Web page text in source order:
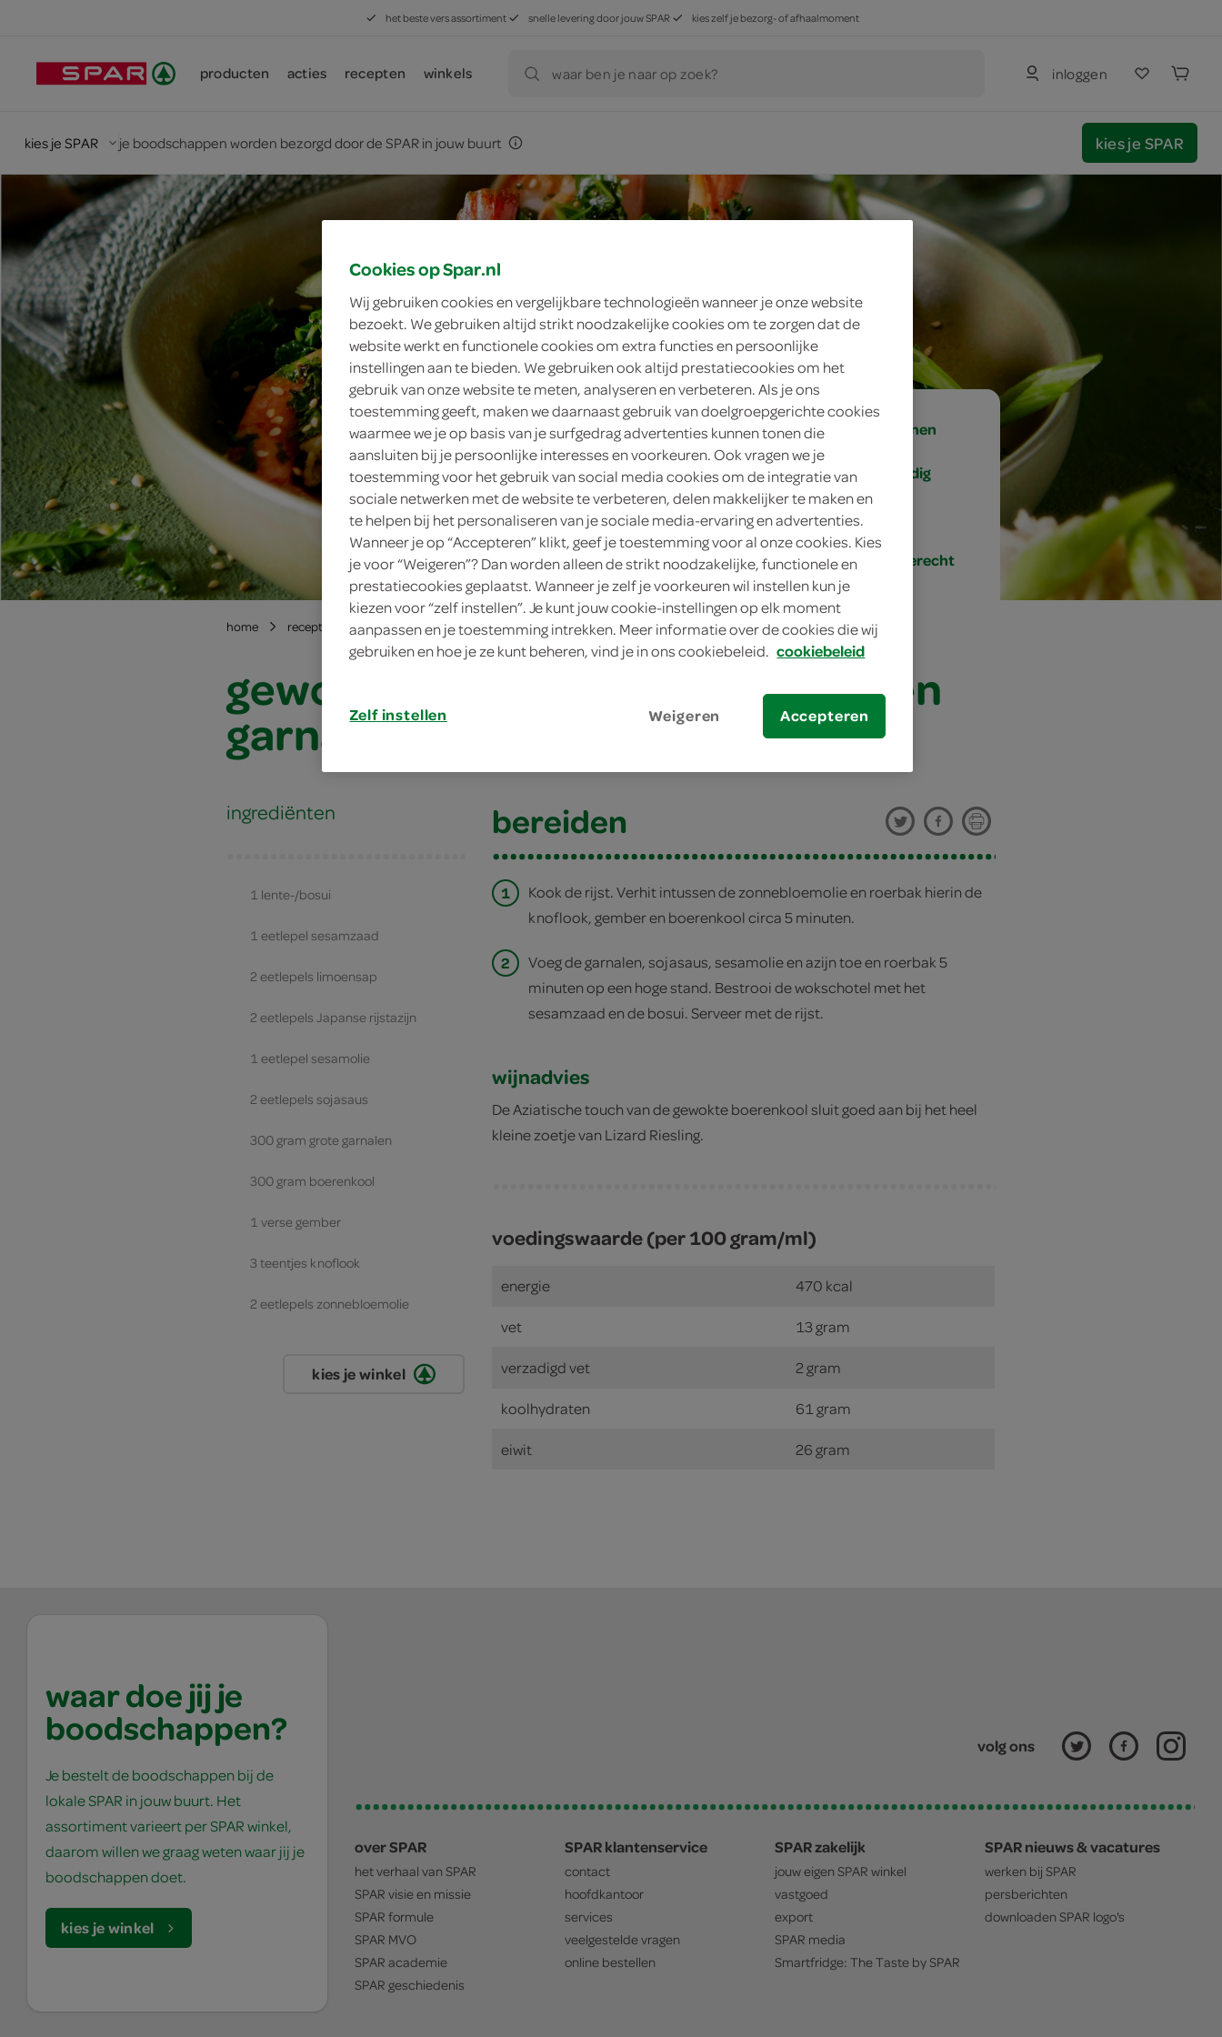
het beste vers assortiment snelle levering door jouw SPAR kies zelf je bezorg- of afhaalmoment
producten acties recepten winkels waar ben je naar op zoek? inloggen
kies je SPAR je boodschappen worden bezorgd door de SPAR in jouw buurt kies je SPAR
4 personen
eenvoudig
20 min.
hoofdgerecht
home recepten gewokte boerenkool met sesam en garnalen
gewokte boerenkool met sesam en
garnalen
ingrediënten
1 lente-/bosui
1 eetlepel sesamzaad
2 eetlepels limoensap
2 eetlepels Japanse rijstazijn
1 eetlepel sesamolie
2 eetlepels sojasaus
300 gram grote garnalen
300 gram boerenkool
1 verse gember
3 teentjes knoflook
2 eetlepels zonnebloemolie
kies je winkel
bereiden
1
Kook de rijst. Verhit intussen de zonnebloemolie en roerbak hierin de
knoflook, gember en boerenkool circa 5 minuten.
2
Voeg de garnalen, sojasaus, sesamolie en azijn toe en roerbak 5
minuten op een hoge stand. Bestrooi de wokschotel met het
sesamzaad en de bosui. Serveer met de rijst.
wijnadvies
De Aziatische touch van de gewokte boerenkool sluit goed aan bij het heel
kleine zoetje van Lizard Riesling.
voedingswaarde (per 100 gram/ml)
energie 470 kcal
vet 13 gram
verzadigd vet 2 gram
koolhydraten 61 gram
eiwit 26 gram
waar doe jij je
boodschappen?
Je bestelt de boodschappen bij de
lokale SPAR in jouw buurt. Het
assortiment varieert per SPAR winkel,
daarom willen we graag weten waar jij je
boodschappen doet.
kies je winkel
volg ons
over SPAR
het verhaal van SPAR
SPAR visie en missie
SPAR formule
SPAR MVO
SPAR academie
SPAR geschiedenis
SPAR klantenservice
contact
hoofdkantoor
services
veelgestelde vragen
online bestellen
SPAR zakelijk
jouw eigen SPAR winkel
vastgoed
export
SPAR media
Smartfridge: The Taste bySPAR
SPAR nieuws & vacatures
werken bij SPAR
persberichten
downloaden SPAR logo's
Cookies op Spar.nl
Wij gebruiken cookies en vergelijkbare technologieën wanneer je onze website
bezoekt. We gebruiken altijd strikt noodzakelijke cookies om te zorgen dat de
website werkt en functionele cookies om extra functies en persoonlijke
instellingen aan te bieden. We gebruiken ook altijd prestatiecookies om het
gebruik van onze website te meten, analyseren en verbeteren. Als je ons
toestemming geeft, maken we daarnaast gebruik van doelgroepgerichte cookies
waarmee we je op basis van je surfgedrag advertenties kunnen tonen die
aansluiten bij je persoonlijke interesses en voorkeuren. Ook vragen we je
toestemming voor het gebruik van social media cookies om de integratie van
sociale netwerken met de website te verbeteren, delen makkelijker te maken en
te helpen bij het personaliseren van je sociale media-ervaring en advertenties.
Wanneer je op “Accepteren” klikt, geef je toestemming voor al onze cookies. Kies
je voor “Weigeren”? Dan worden alleen de strikt noodzakelijke, functionele en
prestatiecookies geplaatst. Wanneer je zelf je voorkeuren wil instellen kun je
kiezen voor “zelf instellen”. Je kunt jouw cookie-instellingen op elk moment
aanpassen en je toestemming intrekken. Meer informatie over de cookies die wij
gebruiken en hoe je ze kunt beheren, vind je in ons cookiebeleid. cookiebeleid
Zelf instellen Weigeren Accepteren